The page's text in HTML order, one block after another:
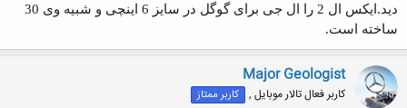
دید.
ایکس ال 2 را ال جی برای گوگل در سایز 6 اینچی و شبیه وی 30
ساخته است.
Major Geologist
کاربر فعال تالار موبایل , کاربر ممتاز